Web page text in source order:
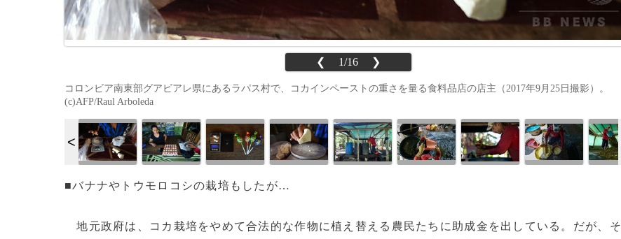
❮ 1/16 ❯
コロンビア南東部グアビアレ県にあるラパス村で、コカインペーストの重さを量る食料品店の店主（2017年9月25日撮影）。
(c)AFP/Raul Arboleda
■バナナやトウモロコシの栽培もしたが…
地元政府は、コカ栽培をやめて合法的な作物に植え替える農民たちに助成金を出している。だが、そ